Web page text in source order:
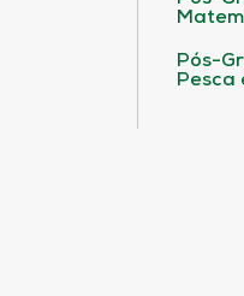
Pós-
Pesca